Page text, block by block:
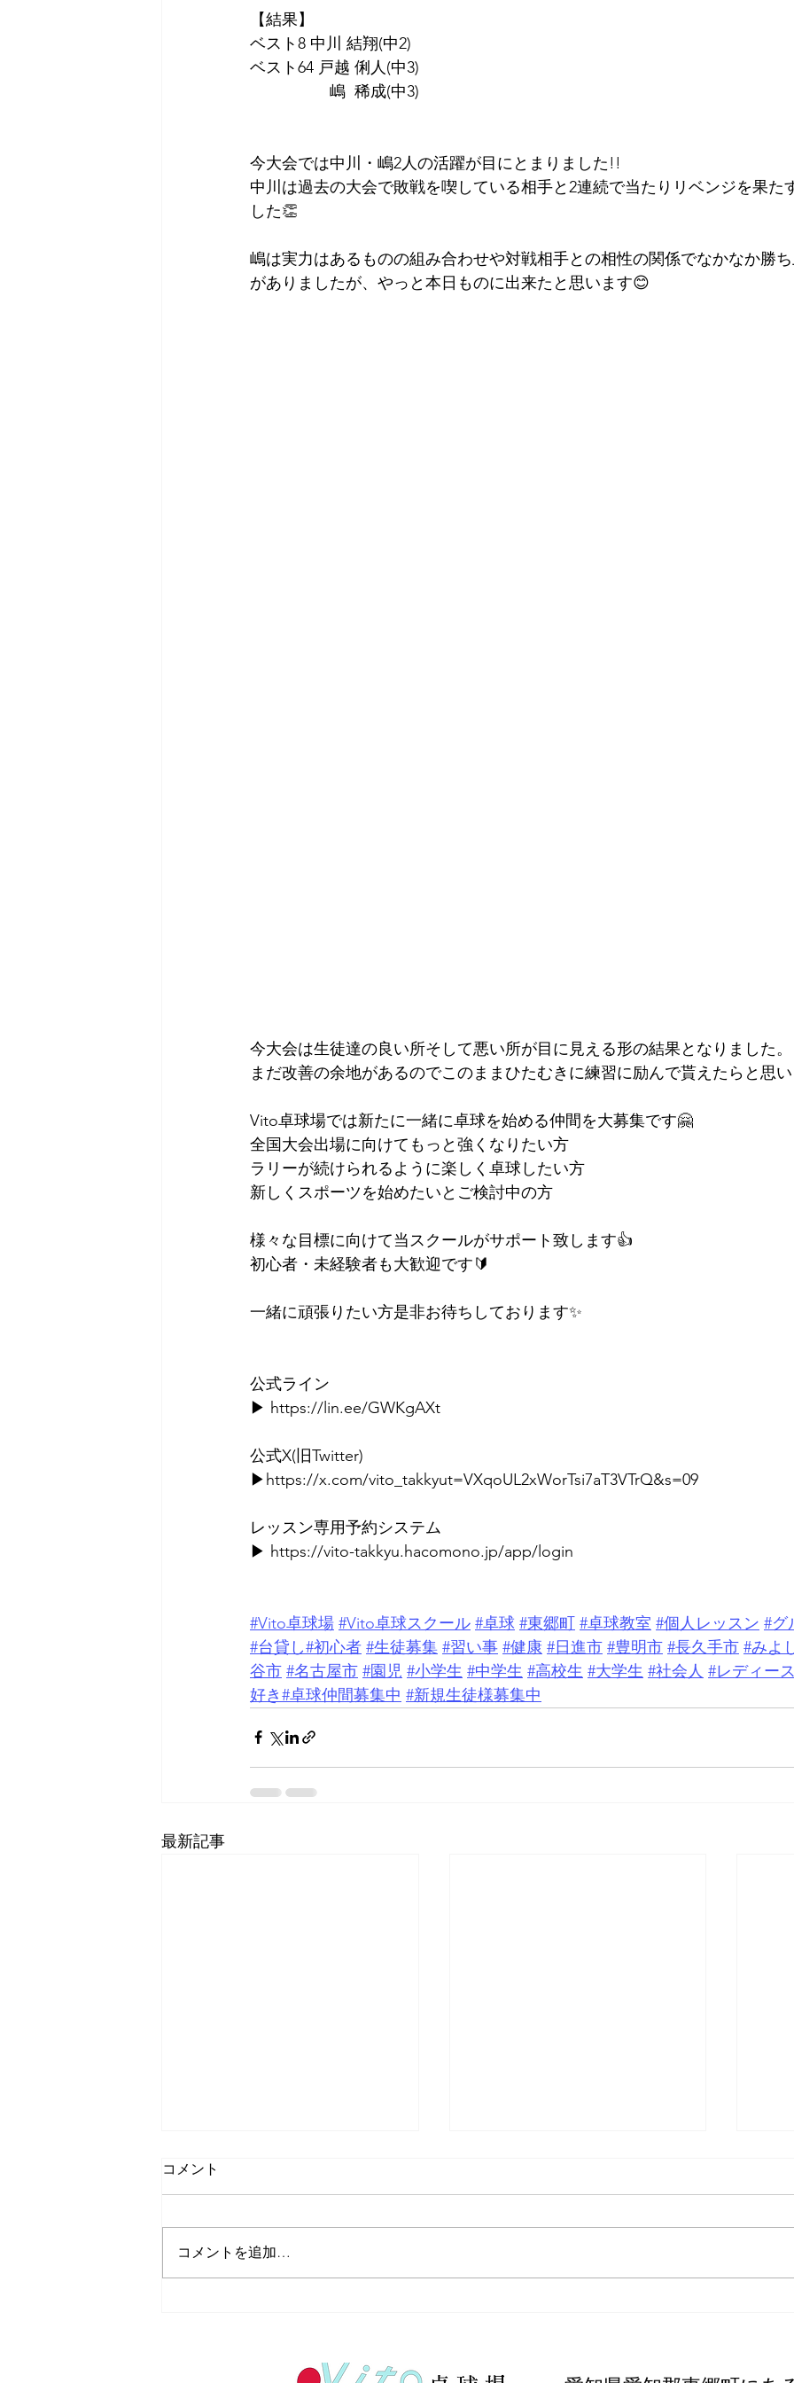
【結果】
ベスト8 中川 結翔(中2)
ベスト64 戸越 俐人(中3)
嶋  稀成(中3)
今大会では中川・嶋2人の活躍が目にとまりました!!
中川は過去の大会で敗戦を喫している相手と2連続で当たりリベンジを果た
した👏
嶋は実力はあるものの組み合わせや対戦相手との相性の関係でなかなか勝
がありましたが、やっと本日ものに出来たと思います😊
今大会は生徒達の良い所そして悪い所が目に見える形の結果となりました。
まだ改善の余地があるのでこのままひたむきに練習に励んで貰えたらと思
Vito卓球場では新たに一緒に卓球を始める仲間を大募集です🤗
⁡⁡全国大会出場に向けてもっと強くなりたい方
ラリーが続けられるように楽しく卓球したい方
新しくスポーツを始めたいとご検討中の方
様々な目標に向けて当スクールがサポート致します👍
初心者・未経験者も大歓迎です🔰
一緒に頑張りたい方是非お待ちしております✨
公式ライン⁡
▶ https://lin.ee/GWKgAXt
⁡⁡公式X(旧Twitter)⁡
▶https://x.com/vito_takkyut=VXqoUL2xWorTsi7aT3VTrQ&s=09
⁡レッスン専用予約システム
▶ https://vito-takkyu.hacomono.jp/app/login
#Vito卓球場 #Vito卓球スクール #卓球 #東郷町 #卓球教室 #個人レッスン #グ
#台貸し#初心者 #生徒募集 #習い事 #健康 #日進市 #豊明市 #長久手市 #みよ
谷市 #名古屋市 #園児 #小学生 #中学生 #高校生 #大学生 #社会人 #レディー
好き#卓球仲間募集中 #新規生徒様募集中
最新記事
コメント
コメントを追加…